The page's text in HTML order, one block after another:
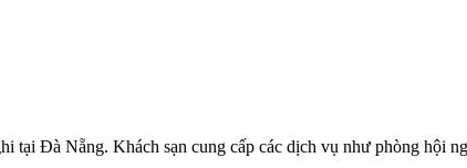
Đà Nẵng. Khách sạn cung cấp các dịch vụ như phòng hội